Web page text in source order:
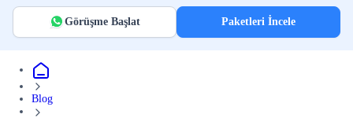
Görüşme Başlat Paketleri İncele
Blog